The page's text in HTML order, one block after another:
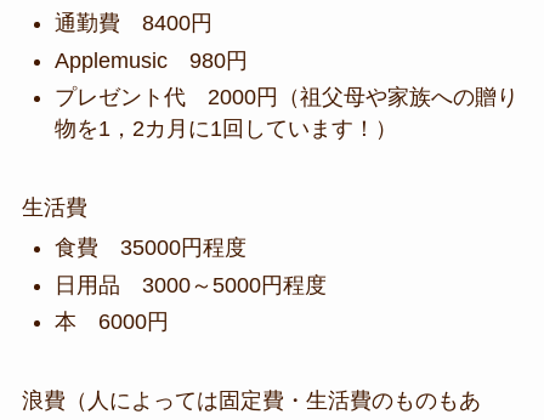
通勤費 8400円
Applemusic 980円
プレゼント代 2000円（祖父母や家族への贈り
物を1，2カ月に1回しています！）
生活費
食費 35000円程度
日用品 3000～5000円程度
本 6000円
浪費（人によっては固定費・生活費のものもあ